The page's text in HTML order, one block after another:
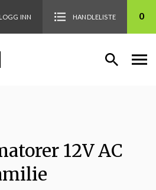
LOGG INN HANDLELISTE 0
12V AC